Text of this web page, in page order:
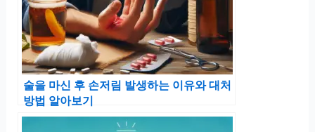
술을 마신 후 손저림 발생하는 이유와 대처
방법 알아보기